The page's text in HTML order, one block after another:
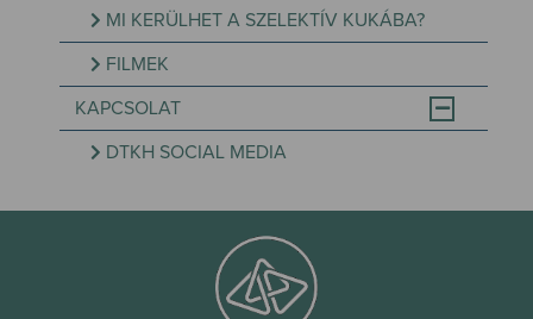
MI KERÜLHET A SZELEKTÍV KUKÁBA?
FILMEK
KAPCSOLAT
DTKH SOCIAL MEDIA